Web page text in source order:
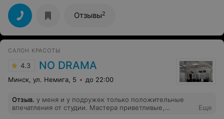
внимательный мастер, знающий своё дело. которому
полностью доверилась и результат превзошел все мои
ожидания! Очень советую зайти! В атмосферу уюта,
доверия и профессионализма!
Отзывы2
САЛОН КРАСОТЫ
4.3 NO DRAMA
Минск, ул. Немига, 5 до 22:00
Отзыв. у меня и у подружек только положительные
впечатления от студии. Мастера приветливые,
Еще